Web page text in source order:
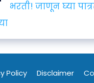
भरती! जाणून घ्या
Policy Disclaimer